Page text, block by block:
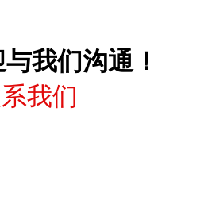
需
要
集
我们沟通！
我们